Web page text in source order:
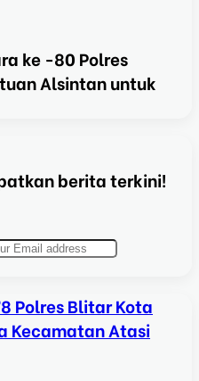
ke -80 Polres
Alsintan untuk
berita terkini!
Polres Blitar Kota
Kecamatan Atasi